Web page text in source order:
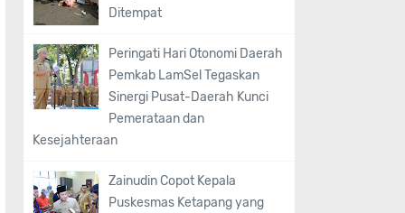
Ditempat
Peringati Hari Otonomi Daerah
Pemkab LamSel Tegaskan
Sinergi Pusat-Daerah Kunci
Pemerataan dan
Kesejahteraan
Zainudin Copot Kepala
Puskesmas Ketapang yang